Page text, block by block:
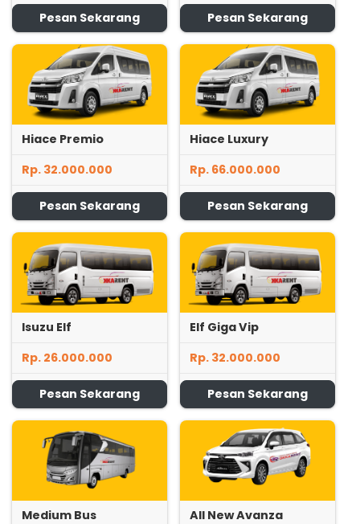
Pesan Sekarang Pesan Sekarang
Hiace Premio
Rp. 32.000.000
Pesan Sekarang
Hiace Luxury
Rp. 66.000.000
Pesan Sekarang
Isuzu Elf
Rp. 26.000.000
Pesan Sekarang
Elf Giga Vip
Rp. 32.000.000
Pesan Sekarang
Medium Bus
All New Avanza